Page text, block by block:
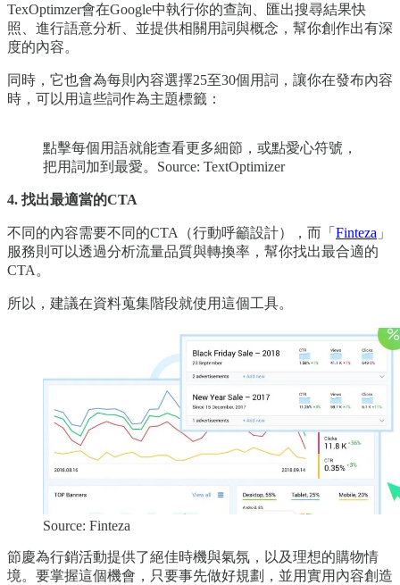
TexOptimzer會在Google中執行你的查詢、匯出搜尋結果快
照、進行語意分析、並提供相關用詞與概念，幫你創作出有深
度的內容。
同時，它也會為每則內容選擇25至30個用詞，讓你在發布內容
時，可以用這些詞作為主題標籤：
點擊每個用語就能查看更多細節，或點愛心符號，
把用詞加到最愛。Source: TextOptimizer
4. 找出最適當的CTA
不同的內容需要不同的CTA（行動呼籲設計），而「 Finteza 」
服務則可以透過分析流量品質與轉換率，幫你找出最合適的
CTA。
所以，建議在資料蒐集階段就使用這個工具。
Source: Finteza
節慶為行銷活動提供了絕佳時機與氣氛，以及理想的購物情
境。要掌握這個機會，只要事先做好規劃，並用實用內容創造